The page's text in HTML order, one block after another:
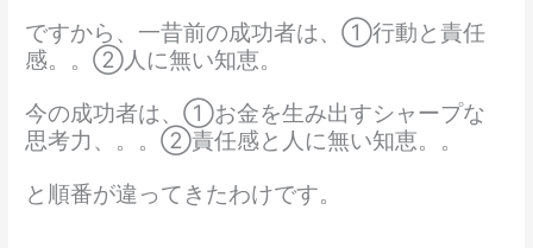
ですから、一昔前の成功者は、①行動と責任
感。。②人に無い知恵。
今の成功者は、①お金を生み出すシャープな
思考力、。。②責任感と人に無い知恵。。
と順番が違ってきたわけです。